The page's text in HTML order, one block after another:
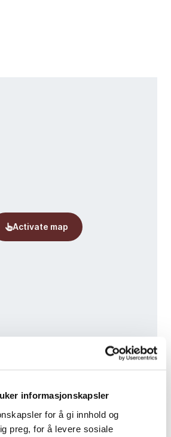
informasjonskapsler
for å gi innhold og
preg, for å levere sosiale